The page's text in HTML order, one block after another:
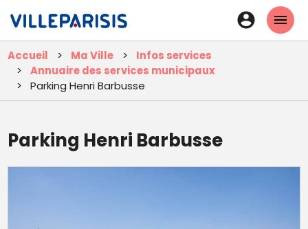
contenu
principal
En-
tête
Accueil Ma Ville
Infos services
Annuaire des services municipaux
Parking Henri Barbusse
Parking Henri Barbusse